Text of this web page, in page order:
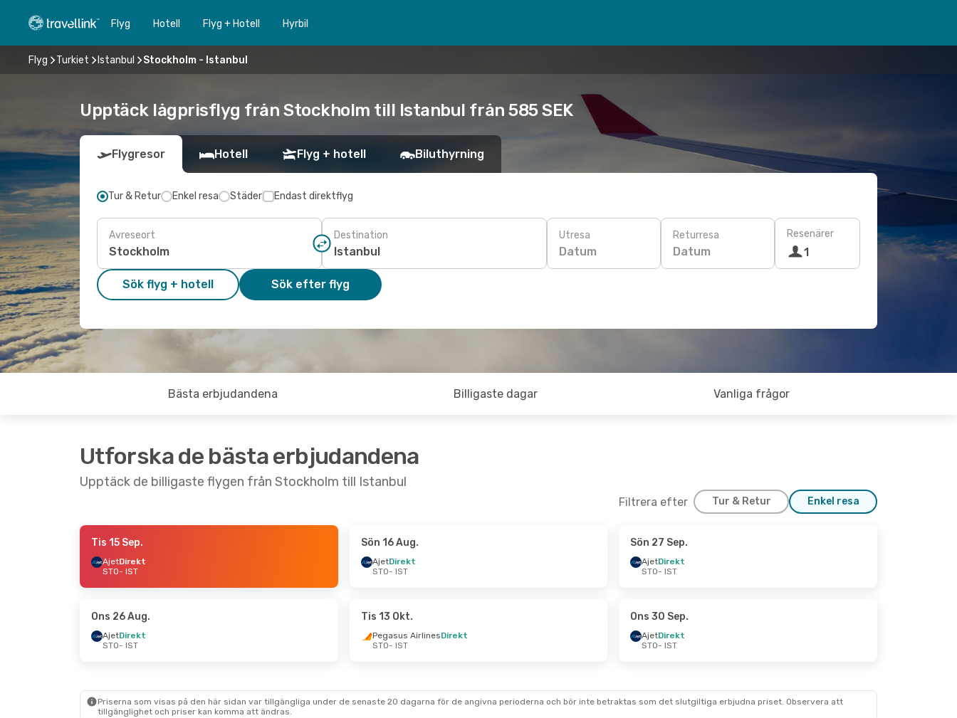
Flyg Hotell Flyg + Hotell Hyrbil
Flyg Turkiet Istanbul Stockholm - Istanbul
Upptäck lågprisflyg från Stockholm till Istanbul från 585 SEK
Flygresor Hotell Flyg + hotell Biluthyrning
Tur & Retur Enkel resa Städer Endast direktflyg
Avreseort Destination Utresa
Datum
Returresa
Datum
Resenärer
1
Sök flyg + hotell Sök efter flyg
Bästa erbjudandena Billigaste dagar Vanliga frågor
Utforska de bästa erbjudandena
Upptäck de billigaste flygen från Stockholm till Istanbul
Filtrera efter Tur & Retur Enkel resa
- Ons 2 Sep. - Tors 1 Okt.
- Tis 20 Okt. - Sön 23 Aug.
IST - STO - STO
Tis 15 Sep.
AjetDirekt
STO- IST
Sön 16 Aug.
AjetDirekt
STO- IST
Sön 27 Sep.
AjetDirekt
STO- IST
Ons 26 Aug.
AjetDirekt
STO- IST
Tis 13 Okt.
Pegasus AirlinesDirekt
STO- IST
Ons 30 Sep.
AjetDirekt
STO- IST
Priserna som visas på den här sidan var tillgängliga under de senaste 20 dagarna för de angivna perioderna och bör inte betraktas som det slutgiltiga erbjudna priset. Observera att
tillgänglighet och priser kan komma att ändras.